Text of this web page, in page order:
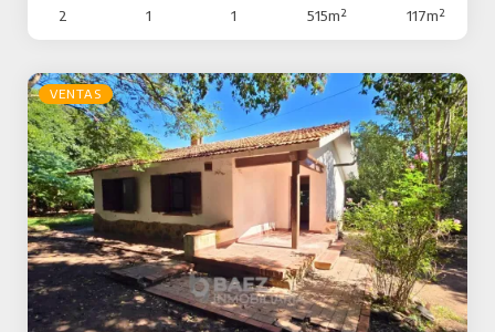
2 1 1 515m² 117m²
VENTAS